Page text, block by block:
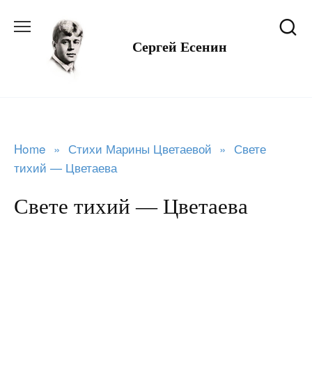
содержанию
Сергей Есенин
Home » Стихи Марины Цветаевой » Свете
тихий — Цветаева
Свете тихий — Цветаева